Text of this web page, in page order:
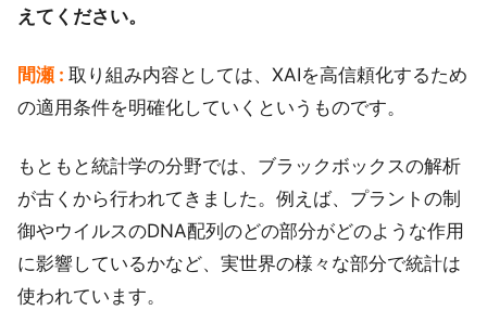
えてください。
間瀬 : 取り組み内容としては、XAIを高信頼化するため
の適用条件を明確化していくというものです。
もともと統計学の分野では、ブラックボックスの解析
が古くから行われてきました。例えば、プラントの制
御やウイルスのDNA配列のどの部分がどのような作用
に影響しているかなど、実世界の様々な部分で統計は
使われています。